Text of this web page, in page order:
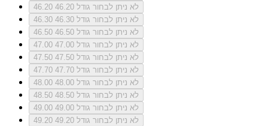
46.20
לא ניתן לבחור גודל 46.20
46.30
לא ניתן לבחור גודל 46.30
46.50
לא ניתן לבחור גודל 46.50
47.00
לא ניתן לבחור גודל 47.00
47.50
לא ניתן לבחור גודל 47.50
47.70
לא ניתן לבחור גודל 47.70
48.00
לא ניתן לבחור גודל 48.00
48.50
לא ניתן לבחור גודל 48.50
49.00
לא ניתן לבחור גודל 49.00
49.20
לא ניתן לבחור גודל 49.20